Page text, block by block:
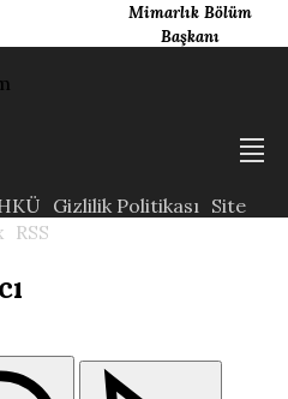
Mimarlık Bölüm
Başkanı
Gizlilik Politikası Site
RSS